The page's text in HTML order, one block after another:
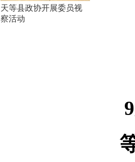
天等县政协开展委员视
察活动